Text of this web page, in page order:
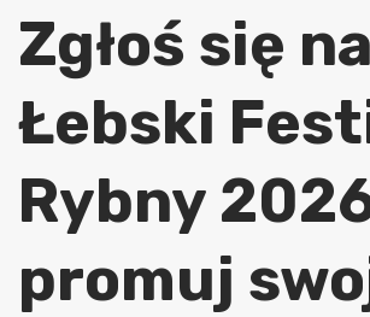
Zgłoś się
Łebski
Rybny
promuj